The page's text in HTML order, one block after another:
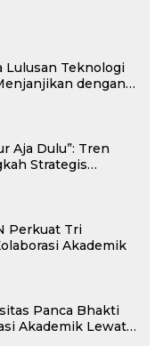
Lulusan Teknologi
dengan
Aja Dulu”: Tren
Strategis
Perkuat Tri
Akademik
Panca Bhakti
Akademik Lewat